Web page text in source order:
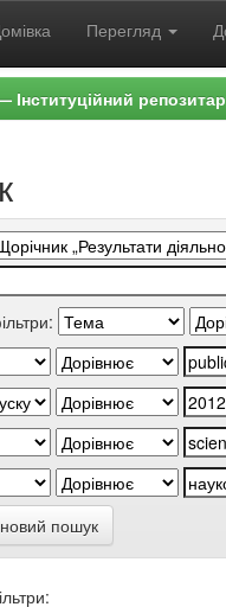
Перегляд
Інституційний
пошук